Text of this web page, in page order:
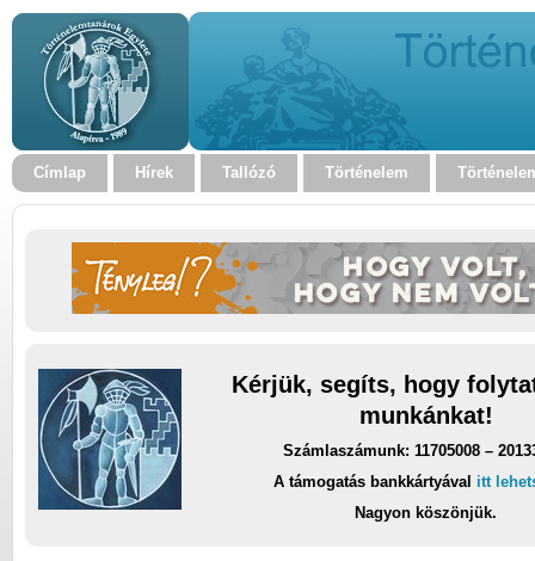
Címlap Hírek Tallózó Történelem
Kérjük, segíts, hogy
munkánkat!
Számlaszámunk: 11705008 –
A támogatás bankkártyával itt
Nagyon köszönjük.